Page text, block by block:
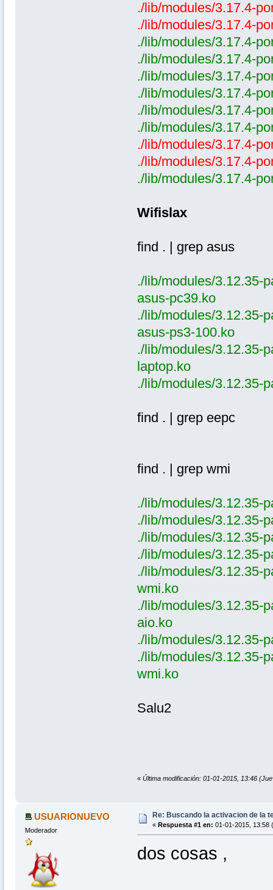
./lib/modules/3.17.4-
./lib/modules/3.17.4-
./lib/modules/3.17.4-
./lib/modules/3.17.4-
./lib/modules/3.17.4-
./lib/modules/3.17.4-
./lib/modules/3.17.4-
./lib/modules/3.17.4-
./lib/modules/3.17.4-
./lib/modules/3.17.4-
./lib/modules/3.17.4-
Wifislax
find . | grep asus
./lib/modules/3.12.35-
asus-pc39.ko
./lib/modules/3.12.35-
asus-ps3-100.ko
./lib/modules/3.12.35-
laptop.ko
./lib/modules/3.12.35-
find . | grep eepc
find . | grep wmi
./lib/modules/3.12.35-
./lib/modules/3.12.35-
./lib/modules/3.12.35-
./lib/modules/3.12.35-
./lib/modules/3.12.35-
wmi.ko
./lib/modules/3.12.35-
aio.ko
./lib/modules/3.12.35-
./lib/modules/3.12.35-
wmi.ko
Salu2
« Última modificación: 01-01-2015, 13:46
USUARIONUEVO
Moderador
Re: Buscando la activacion de la
« Respuesta #1 en: 01-01-2015, 13:58
dos cosas ,